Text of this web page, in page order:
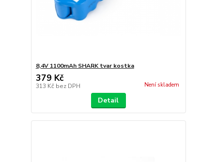
8,4V 1100mAh SHARK tvar kostka
379 Kč
313 Kč bez DPH Není skladem
Detail